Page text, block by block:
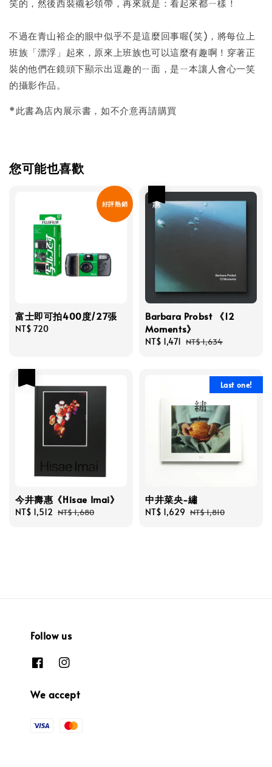
加入購物車
笑的，然後西裝襯衫領帶，再來就是：看起來都ㄧ樣！
不過在青山裕企的眼中似乎不是這麼回事喔(笑)，將每位上
班族「漂浮」起來，原來上班族也可以這麼有趣啊！穿著正
裝的他們在鏡頭下顯示出逗趣的ㄧ面，是ㄧ本讓人會心一笑
的攝影作品。
*此書為店內展示書，如不介意再請購買
您可能也喜歡
好評熱銷
富士即可拍400度/27張
Regular
NT$ 720
Barbara Probst 《12
Moments》
Sale
NT$ 1,471 Regular
NT$ 1,634
今井壽惠《Hisae Imai》
Sale
NT$ 1,512 Regular
NT$ 1,680
Last one!
中井菜央-繡
Sale
NT$ 1,629 Regular
NT$ 1,810
Follow us
We accept